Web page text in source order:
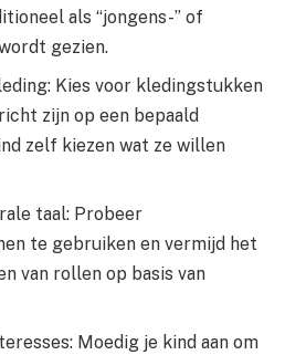
als “jongens-” of
gezien.
Kies voor kledingstukken
zijn op een bepaald
zelf kiezen wat ze willen
taal: Probeer
te gebruiken en vermijd het
van rollen op basis van
Moedig je kind aan om